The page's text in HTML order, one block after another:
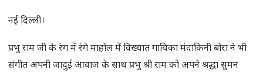
नई दिल्ली।
प्रभु राम जी के रंग में रंगे माहोल में विख्यात गायिका मंदाकिनी बोरा ने भी
संगीत अपनी जादुई आवाज के साथ प्रभु श्री राम को अपने श्रद्धा सुमन